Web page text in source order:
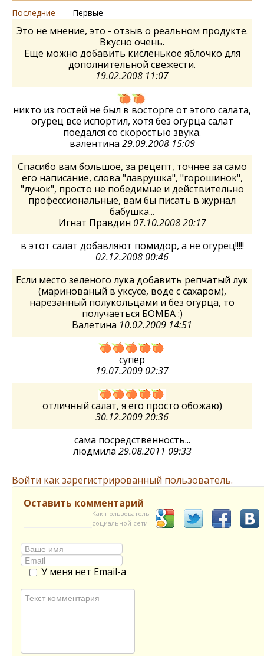
Последние Первые
Это не мнение, это - отзыв о реальном продукте.
Вкусно очень.
Еще можно добавить кисленькое яблочко для
дополнительной свежести.
19.02.2008 11:07
никто из гостей не был в восторге от этого салата,
огурец все испортил, хотя без огурца салат
поедался со скоростью звука.
валентина 29.09.2008 15:09
Спасибо вам большое, за рецепт, точнее за само
его написание, слова "лаврушка", "горошинок",
"лучок", просто не победимые и действительно
профессиональные, вам бы писать в журнал
бабушка...
Игнат Правдин 07.10.2008 20:17
в этот салат добавляют помидор, а не огурец!!!!!
02.12.2008 00:46
Если место зеленого лука добавить репчатый лук
(маринованый в уксусе, воде с сахаром),
нарезанный полукольцами и без огурца, то
получаеться БОМБА :)
Валетина 10.02.2009 14:51
супер
19.07.2009 02:37
отличный салат, я его просто обожаю)
30.12.2009 20:36
сама посредственность...
людмила 29.08.2011 09:33
Войти как зарегистрированный пользователь.
Оставить комментарий
Как пользователь
социальной сети
У меня нет Email-а